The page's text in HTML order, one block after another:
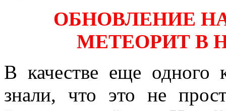
ОБНОВЛЕНИЕ
МЕТЕОРИТ В
В качестве еще одного
знали, что это не